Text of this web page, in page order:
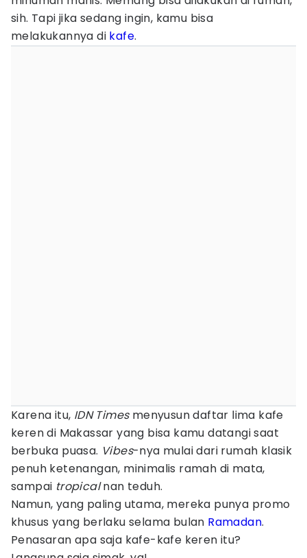
sih. Tapi jika sedang ingin, kamu bisa
melakukannya di kafe.
Karena itu, IDN Timesmenyusun daftar lima kafe
keren di Makassar yang bisa kamu datangi saat
berbuka puasa. Vibes-nya mulai dari rumah klasik
penuh ketenangan, minimalis ramah di mata,
sampai tropicalnan teduh.
Namun, yang paling utama, mereka punya promo
khusus yang berlaku selama bulan Ramadan.
Penasaran apa saja kafe-kafe keren itu?